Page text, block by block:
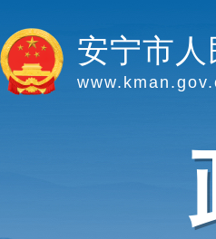
安宁市人